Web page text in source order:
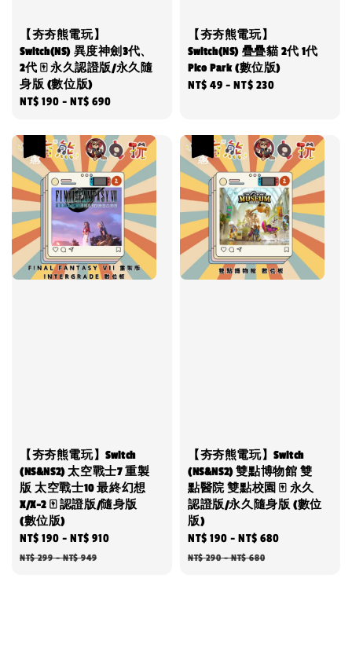
【夯夯熊電玩】
Switch(NS) 異度神劍3代、
2代 🀄 永久認證版/永久隨
身版 (數位版)
Regular
NT$ 190 -NT$ 690
【夯夯熊電玩】
Switch(NS) 疊疊貓 2代 1代
Pico Park (數位版)
Regular
NT$ 49 -NT$ 230
【夯夯熊電玩】Switch
(NS&NS2) 太空戰士7 重製
版 太空戰士10 最終幻想
X/X-2 🀄 認證版/隨身版
(數位版)
Sale
price
NT$ 190 -NT$ 910
NT$ 299-NT$ 949
【夯夯熊電玩】Switch
(NS&NS2) 雙點博物館 雙
點醫院 雙點校園 🀄 永久
認證版/永久隨身版 (數位
版)
Sale
price
NT$ 190 -NT$ 680
NT$ 290-NT$ 680